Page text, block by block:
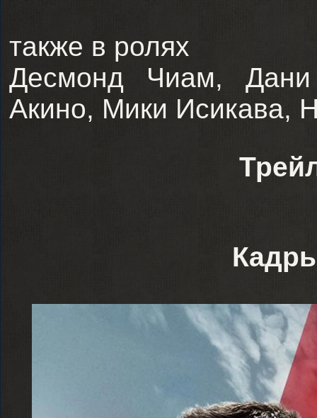
также в ролях
Десмонд Чиам,
Акино, Мики Исикава,